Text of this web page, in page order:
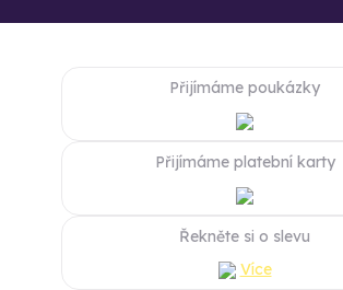
Přijímáme poukázky
Přijímáme platební karty
Řekněte si o slevu
Více